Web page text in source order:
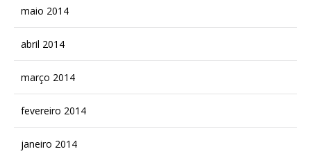
maio 2014
abril 2014
março 2014
fevereiro 2014
janeiro 2014